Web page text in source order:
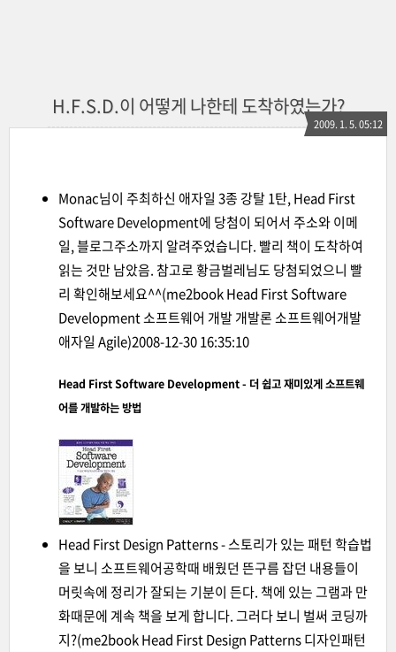
H.F.S.D.이 어떻게 나한테 도착하였는가?
2009. 1. 5. 05:12
Monac님이 주최하신 애자일 3종 강탈 1탄, Head First
Software Development에 당첨이 되어서 주소와 이메
일, 블로그주소까지 알려주었습니다. 빨리 책이 도착하여
읽는 것만 남았음. 참고로황금벌레님도 당첨되었으니 빨
리 확인해보세요^^(me2book Head First Software
Development 소프트웨어 개발 개발론 소프트웨어개발
애자일 Agile)2008-12-30 16:35:10
Head First Software Development - 더 쉽고 재미있게 소프트웨
어를 개발하는 방법
Head First Design Patterns - 스토리가 있는 패턴 학습법
을 보니 소프트웨어공학때 배웠던 뜬구름 잡던 내용들이
머릿속에 정리가 잘되는 기분이 든다. 책에 있는 그램과 만
화때문에 계속 책을 보게 합니다. 그러다 보니 벌써 코딩까
지?(me2book Head First Design Patterns 디자인패턴